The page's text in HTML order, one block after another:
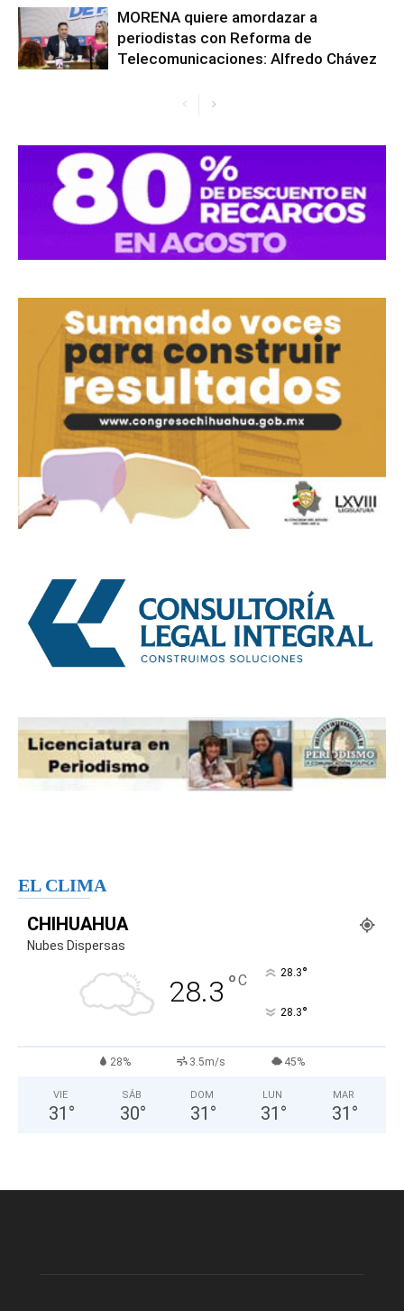
MORENA quiere amordazar a
periodistas con Reforma de
Telecomunicaciones: Alfredo Chávez
EL CLIMA
CHIHUAHUA
Nubes Dispersas
28.3 °C 28.3°
28.3°
28% 3.5m/s 45%
VIE
31 °
SÁB
30°
DOM
31 °
LUN
31 °
MAR
31 °